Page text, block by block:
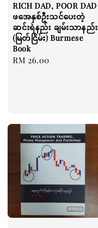
RICH DAD, POOR DAD
ဖအေနှစ်ဦးသင်ပေးတဲ့
ဆင်းရဲနည်း ချမ်းသာနည်း
(မြတ်ငြိမ်း) Burmese
Book
Regular
RM 26.00